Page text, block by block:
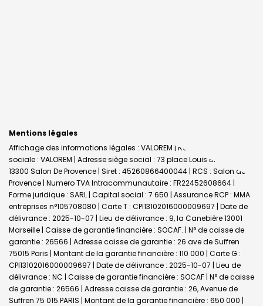
Mentions légales
Affichage des informations légales : VALOREM | Raison
sociale : VALOREM | Adresse siège social : 73 place Louis Blanc -
13300 Salon De Provence | Siret : 45260866400044 | RCS : Salon de
Provence | Numero TVA Intracommunautaire : FR22452608664 |
Forme juridique : SARL | Capital social : 7 650 | Assurance RCP : MMA
entreprises n°105708080 | Carte T : CPI13102016000009697 | Date de
délivrance : 2025-10-07 | Lieu de délivrance : 9, la Canebière 13001
Marseille | Caisse de garantie financière : SOCAF. | N° de caisse de
garantie : 26566 | Adresse caisse de garantie : 26 ave de Suffren
75015 Paris | Montant de la garantie financière : 110 000 | Carte G :
CPI13102016000009697 | Date de délivrance : 2025-10-07 | Lieu de
délivrance : NC | Caisse de garantie financière : SOCAF | N° de caisse
de garantie : 26566 | Adresse caisse de garantie : 26, Avenue de
Suffren 75 015 PARIS | Montant de la garantie financière : 650 000 |